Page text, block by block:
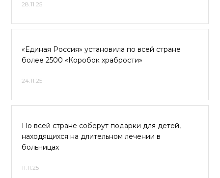
28.11.25
«Единая Россия» установила по всей стране
более 2500 «Коробок храбрости»
24.11.25
По всей стране соберут подарки для детей,
находящихся на длительном лечении в
больницах
11.11.25